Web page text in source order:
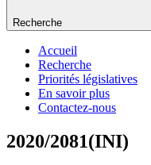
Recherche
Accueil
Recherche
Priorités législatives
En savoir plus
Contactez-nous
2020/2081(INI)